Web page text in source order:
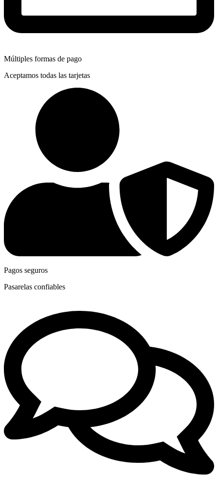
Múltiples formas de pago
Aceptamos todas las tarjetas
Pagos seguros
Pasarelas confiables